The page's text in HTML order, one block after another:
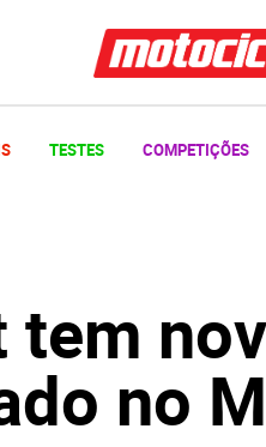
TESTES COMPETIÇÕES
no